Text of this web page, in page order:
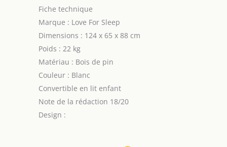
Fiche technique
Marque : Love For Sleep
Dimensions : 124 x 65 x 88 cm
Poids : 22 kg
Matériau : Bois de pin
Couleur : Blanc
Convertible en lit enfant
Note de la rédaction 18/20
Design :